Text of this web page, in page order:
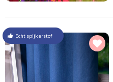
Echt spijkerstof